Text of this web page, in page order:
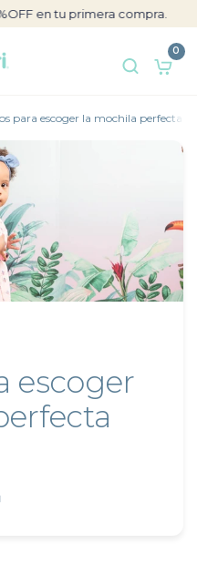
en tu primera compra.
0
para escoger la mochila perfecta
escoger